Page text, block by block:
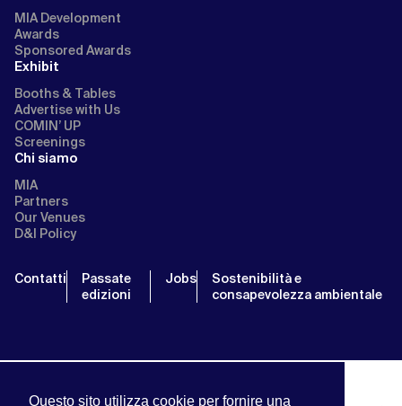
Questo sito utilizza cookie per fornire una
MIA Development
Awards
Sponsored Awards
Exhibit
Booths & Tables
Advertise with Us
COMIN’ UP
Screenings
Chi siamo
MIA
Partners
Our Venues
D&I Policy
Contatti
Passate
edizioni
Jobs
Sostenibilità e
consapevolezza ambientale